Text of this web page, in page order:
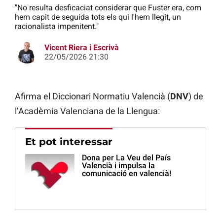
"No resulta desficaciat considerar que Fuster era, com
hem capit de seguida tots els qui l'hem llegit, un
racionalista impenitent."
Vicent Riera i Escrivà
22/05/2026 21:30
Afirma el Diccionari Normatiu Valencià (DNV) de
l’Acadèmia Valenciana de la Llengua:
Et pot interessar
Dona per La Veu del País
Valencià i impulsa la
comunicació en valencià!